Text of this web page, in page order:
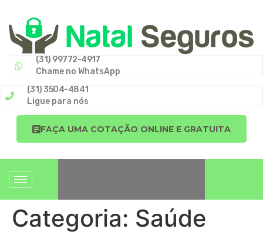
(31) 99772-4917
Chame no WhatsApp
(31) 3504-4841
Ligue para nós
FAÇA UMA COTAÇÃO ONLINE E GRATUITA
Categoria: Saúde